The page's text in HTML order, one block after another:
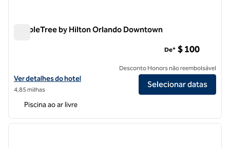
DoubleTree by Hilton Orlando Downtown
Exibir detalhes do hotel DoubleTree by Hilton Orlando Downtown
Ver detalhes do hotel
4,85 milhas
De* $ 100
Desconto Honors não reembolsável
Selecionar datas
Piscina ao ar livre
1 de 12